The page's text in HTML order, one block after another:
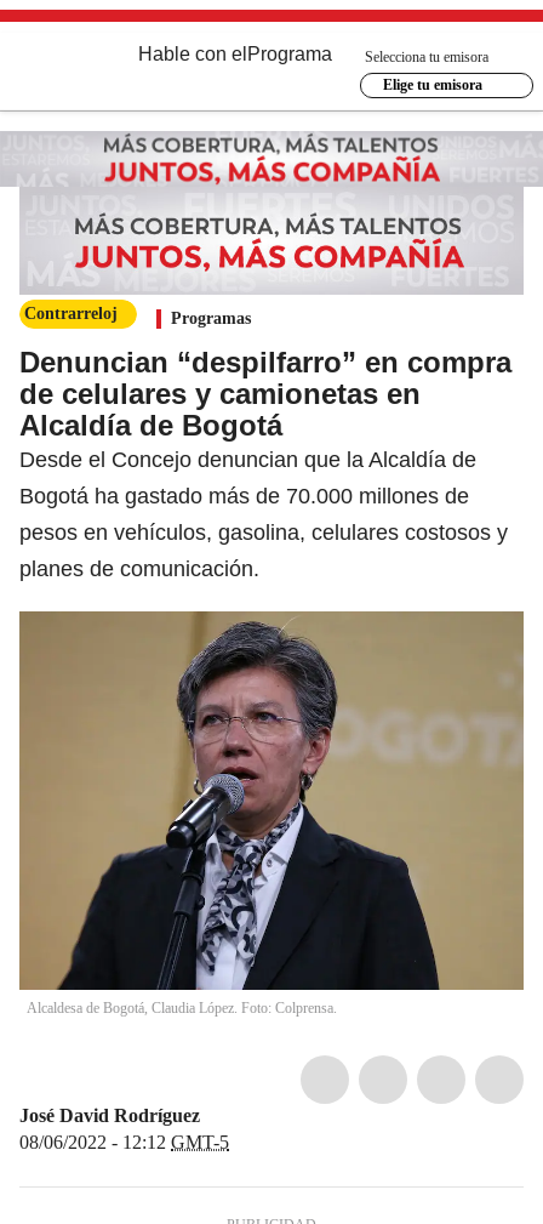
Hable con el Programa
Selecciona tu emisora
Elige tu emisora
Contrarreloj Programas
Denuncian “despilfarro” en compra
de celulares y camionetas en
Alcaldía de Bogotá
Desde el Concejo denuncian que la Alcaldía de
Bogotá ha gastado más de 70.000 millones de
pesos en vehículos, gasolina, celulares costosos y
planes de comunicación.
Alcaldesa de Bogotá, Claudia López. Foto: Colprensa.
José David Rodríguez
08/06/2022 - 12:12 GMT-5